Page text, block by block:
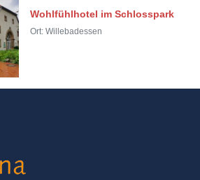
Wohlfühlhotel im Schlosspark
Ort: Willebadessen